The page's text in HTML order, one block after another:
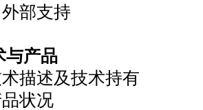
支持
与产品
述及技术持有
状况